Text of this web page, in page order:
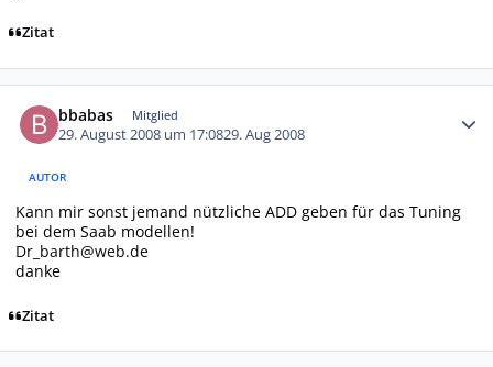
Zitat
bbabas Mitglied
29. August 2008 um 17:0829. Aug 2008
AUTOR
Kann mir sonst jemand nützliche ADD geben für das Tuning
bei dem Saab modellen!
Dr_barth@web.de
danke
Zitat